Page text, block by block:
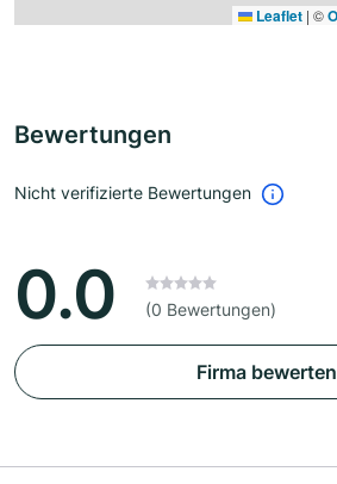
Leaflet | ©
Bewertungen
Nicht verifizierte Bewertungen
0.0 (0 Bewertungen)
Firma bewerten